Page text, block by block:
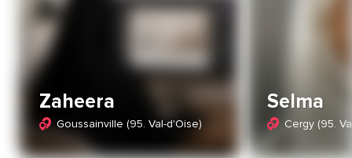
Zaheera
Goussainville (95. Val-d'Oise)
Selma
Cergy (95.